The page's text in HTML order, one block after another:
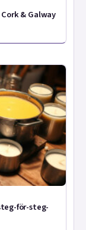
& Galway
för-steg-